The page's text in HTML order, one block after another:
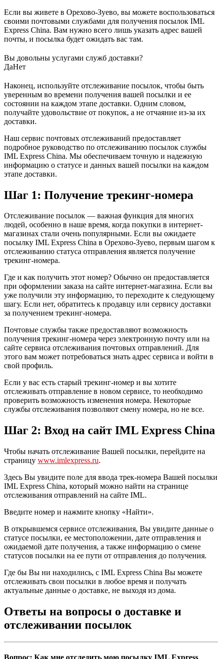
Если вы живете в Орехово-Зуево, вы можете воспользоваться
своими почтовыми службами для получения посылок IML
Express China. Вам нужно всего лишь указать адрес вашей
почты, и посылка будет ожидать вас там.
Вы довольны услугами служб доставки?
ДаНет
Наконец, используйте отслеживание посылок, чтобы быть
уверенным во времени получения вашей посылки и ее
состоянии на каждом этапе доставки. Одним словом,
получайте удовольствие от покупок, а не отчаяние из-за их
доставки.
Наш сервис почтовых отслеживаний предоставляет
подробное руководство по отслеживанию посылок службы
IML Express China. Мы обеспечиваем точную и надежную
информацию о статусе и данных вашей посылки на каждом
этапе доставки.
Шаг 1: Получение трекинг-номера
Отслеживание посылок — важная функция для многих
людей, особенно в наше время, когда покупки в интернет-
магазинах стали очень популярными. Если вы ожидаете
посылку IML Express China в Орехово-Зуево, первым шагом к
отслеживанию статуса отправления является получение
трекинг-номера.
Где и как получить этот номер? Обычно он предоставляется
при оформлении заказа на сайте интернет-магазина. Если вы
уже получили эту информацию, то переходите к следующему
шагу. Если нет, обратитесь к продавцу или сервису доставки
за получением трекинг-номера.
Почтовые службы также предоставляют возможность
получения трекинг-номера через электронную почту или на
сайте сервиса отслеживания почтовых отправлений. Для
этого вам может потребоваться знать адрес сервиса и войти в
свой профиль.
Если у вас есть старый трекинг-номер и вы хотите
отслеживать отправление в новом сервисе, то необходимо
проверить возможность изменения номера. Некоторые
службы отслеживания позволяют смену номера, но не все.
Шаг 2: Вход на сайт IML Express China
Чтобы начать отслеживание Вашей посылки, перейдите на
страницу www.imlexpress.ru.
Здесь Вы увидите поле для ввода трек-номера Вашей посылки
IML Express China, который можно найти на странице
отслеживания отправлений на сайте IML.
Введите номер и нажмите кнопку «Найти».
В открывшемся сервисе отслеживания, Вы увидите данные о
статусе посылки, ее местоположении, дате отправления и
ожидаемой дате получения, а также информацию о смене
статусов посылки на ее пути от отправления до получения.
Где бы Вы ни находились, с IML Express China Вы можете
отслеживать свои посылки в любое время и получать
актуальные данные о доставке, не выходя из дома.
Ответы на вопросы о доставке и
отслеживании посылок